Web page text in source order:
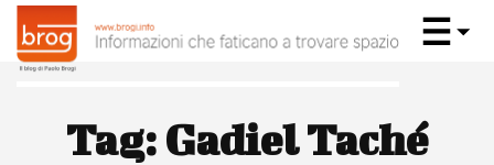
Tag: Gadiel Taché